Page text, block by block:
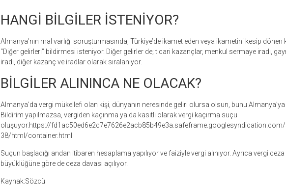
HANGİ BİLGİLER İSTENİYOR?
Almanya’nın mal varlığı soruşturmasında, Türkiye’de ikamet eden veya ikametini kesip dönen
“Diğer gelirleri” bildirmesi isteniyor. Diğer gelirler de; ticari kazançlar, menkul sermaye iradı,
iradı, diğer kazanç ve iradlar olarak sıralanıyor.
BİLGİLER ALININCA NE OLACAK?
Almanya’da vergi mükellefi olan kişi, dünyanın neresinde geliri olursa olsun, bunu
Bildirim yapılmazsa, vergiden kaçınma ya da kasıtlı olarak vergi kaçırma suçu
oluşuyor.https://
38/html/container.html
Suçun başladığı andan itibaren hesaplama yapılıyor ve faiziyle vergi alınıyor. Ayrıca vergi
büyüklüğüne göre de ceza davası açılıyor.
Kaynak:Sözcü